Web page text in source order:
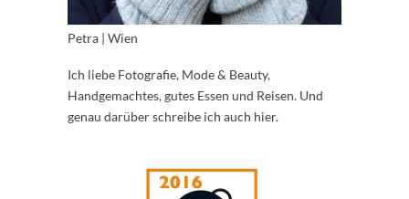
Petra | Wien
Ich liebe Fotografie, Mode & Beauty,
Handgemachtes, gutes Essen und Reisen. Und
genau darüber schreibe ich auch hier.